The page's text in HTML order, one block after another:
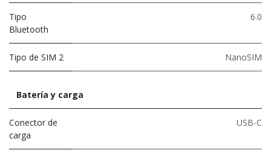
Tipo
Bluetooth
6.0
Tipo de SIM 2 NanoSIM
Batería y carga
Conector de
carga
USB-C